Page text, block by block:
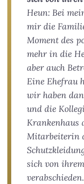
Heun: Bei
mir die
Moment des
mehr in die
aber auch
Eine Ehefrau
wir haben
und die
Krankenhaus
Mitarbeiterin
sich von
verabschieden.